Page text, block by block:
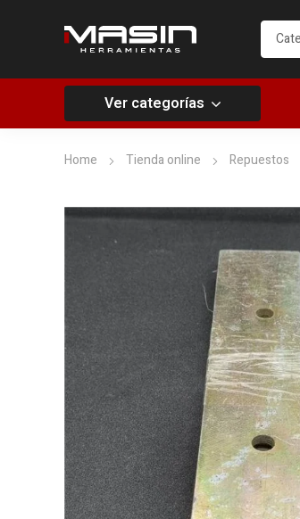
Ver categorías
Home Tienda online Repuestos